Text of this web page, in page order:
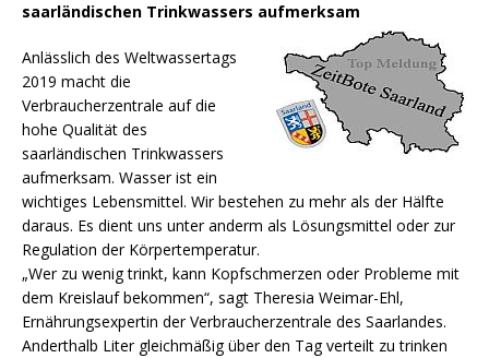
saarländischen Trinkwassers aufmerksam
Anlässlich des Weltwassertags
2019 macht die
Verbraucherzentrale auf die
hohe Qualität des
saarländischen Trinkwassers
aufmerksam. Wasser ist ein
wichtiges Lebensmittel. Wir bestehen zu mehr als der Hälfte
daraus. Es dient uns unter anderm als Lösungsmittel oder zur
Regulation der Körpertemperatur.
„Wer zu wenig trinkt, kann Kopfschmerzen oder Probleme mit
dem Kreislauf bekommen“, sagt Theresia Weimar-Ehl,
Ernährungsexpertin der Verbraucherzentrale des Saarlandes.
Anderthalb Liter gleichmäßig über den Tag verteilt zu trinken